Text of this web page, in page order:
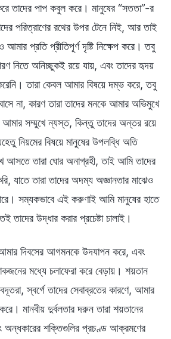
তাদের পাপ কবুল করে। মানুষের “সততা”-র
পরিত্রাণের রথের উপর টেনে নিই, আর তাই
প্রতি প্রীতিপূর্ণ দৃষ্টি নিক্ষেপ করে। তবু
নিতে অনিচ্ছুকই রয়ে যায়, এবং তাদের হৃদয়
তারা কেবল আমার বিষয়ে দম্ভ করে, তবু
না, কারণ তারা তাদের মনকে আমার অভিমুখে
আমার সম্মুখে ন্যস্ত, কিন্তু তাদের অন্তর রয়ে
নিয়মের বিষয়ে মানুষের উপলব্ধি অতি
তারা ঘোর অনাগ্রহী, তাই আমি তাদের
যাতে তারা তাদের অদম্য অজ্ঞানতার মাঝেও
সম্যকভাবে এই করুণাই আমি মানুষের হাতে
তাদের উদ্ধার করার প্রচেষ্টা চালাই।
দিবসের আগমনকে উদযাপন করে, এবং
মধ্যে চলাফেরা করে বেড়ায়। শয়তান
স্বর্গে তাদের সেবাব্রতের কারণে, আমার
মানবীয় দুর্বলতার দরুন তারা শয়তানের
অন্ধকারের শক্তিগুলির প্রচণ্ড আক্রমণের